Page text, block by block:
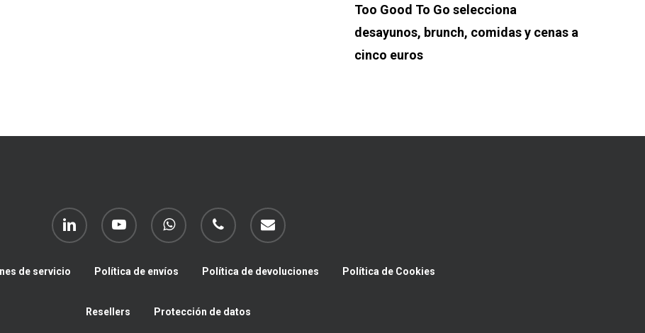
Too Good To Go selecciona
desayunos, brunch, comidas y cenas a
cinco euros
linkedin youtube whatsapp phone email
de servicio Política de envíos Política de devoluciones Política de Cookies
Resellers Protección de datos